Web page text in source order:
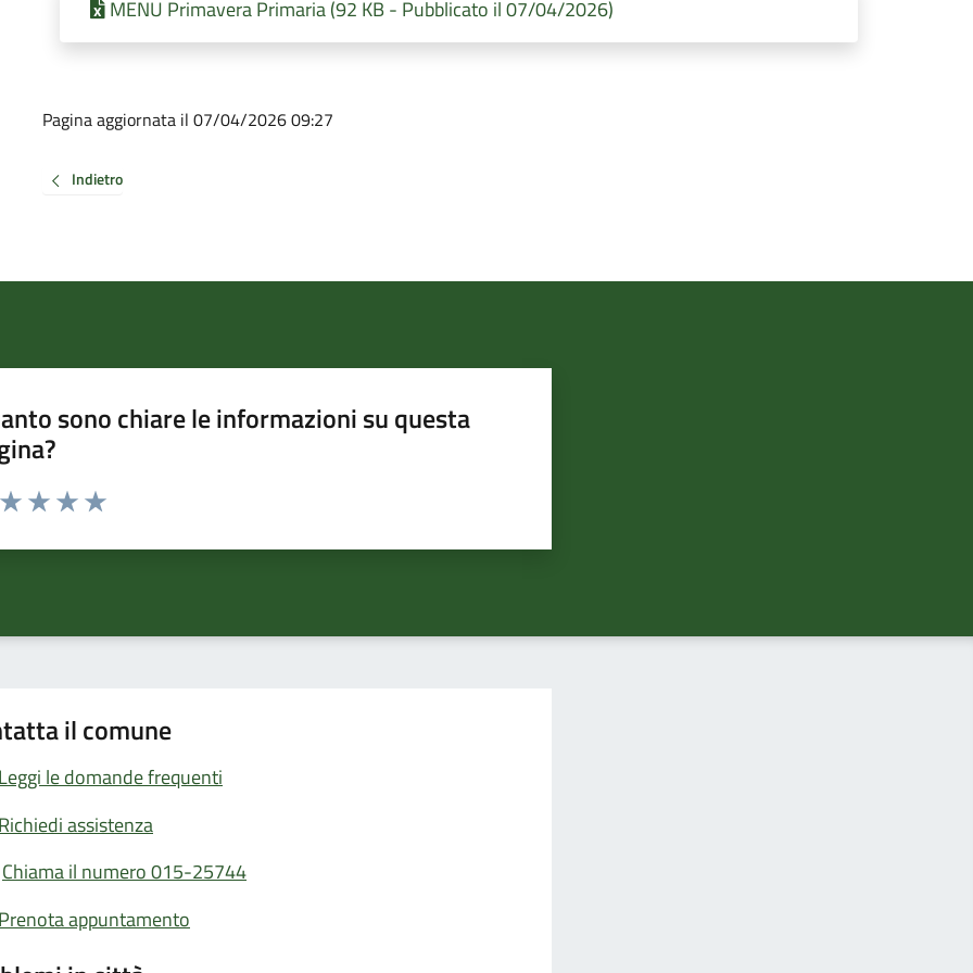
MENU Primavera Primaria (92 KB - Pubblicato il 07/04/2026)
Pagina aggiornata il 07/04/2026 09:27
Indietro
sono chiare le informazioni su questa
da 1 a 5 stelle la pagina
il comune
Leggi le domande frequenti
Richiedi assistenza
Chiama il numero 015-25744
Prenota appuntamento